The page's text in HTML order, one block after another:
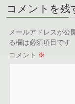
コメントを残
メールアドレスが公
る欄は必須項目です
コメント ※